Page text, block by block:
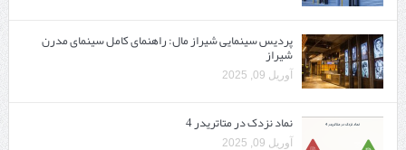
پردیس سینمایی شیراز مال: راهنمای کامل سینمای مدرن
شیراز
آوریل 09, 2025
نماد نزدک در متاتریدر 4
آوریل 09, 2025